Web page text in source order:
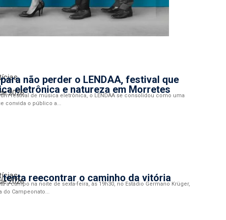
não perder o LENDAA, festival que
eletrônica e natureza em Morretes
2026
festival de música eletrônica, o LENDAA se consolidou como uma
convida o público a...
tenta reecontrar o caminho da vitória
2026
a campo na noite de sexta-feira, às 19h30, no Estádio Germano Krüger,
do Campeonato...